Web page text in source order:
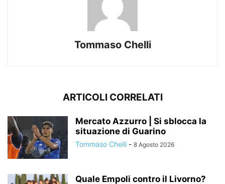
Tommaso Chelli
ARTICOLI CORRELATI
Mercato Azzurro | Si sblocca la
situazione di Guarino
Tommaso Chelli - 8 Agosto 2026
Quale Empoli contro il Livorno?